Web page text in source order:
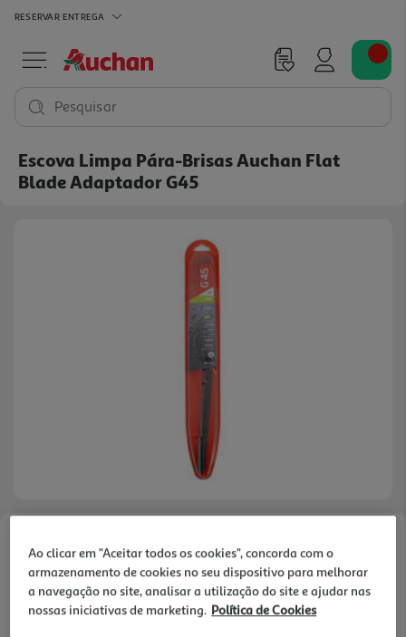
RESERVAR ENTREGA
Pesquisar
Escova Limpa Pára-Brisas Auchan Flat
Blade Adaptador G45
Faça a sua avaliação
Ref. / EAN:3245678882726
8.39 €/un
Ao clicar em "Aceitar todos os cookies", concorda com o
armazenamento de cookies no seu dispositivo para melhorar
a navegação no site, analisar a utilização do site e ajudar nas
nossas iniciativas de marketing. Política de Cookies